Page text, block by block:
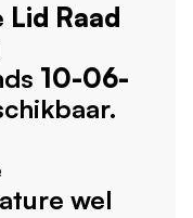
Lid Raad
10-06-
wel